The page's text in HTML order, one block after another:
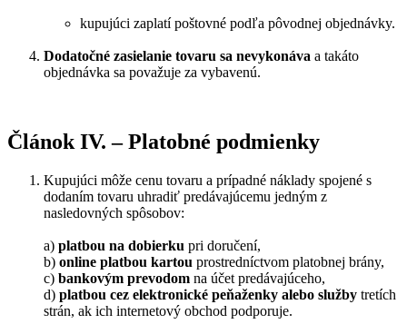
kupujúci zaplatí poštovné podľa pôvodnej objednávky.
Dodatočné zasielanie tovaru sa nevykonáva a takáto
objednávka sa považuje za vybavenú.
Článok IV. – Platobné podmienky
Kupujúci môže cenu tovaru a prípadné náklady spojené s
dodaním tovaru uhradiť predávajúcemu jedným z
nasledovných spôsobov:
a) platbou na dobierku pri doručení,
b) online platbou kartou prostredníctvom platobnej brány,
c) bankovým prevodom na účet predávajúceho,
d) platbou cez elektronické peňaženky alebo služby tretích
strán, ak ich internetový obchod podporuje.